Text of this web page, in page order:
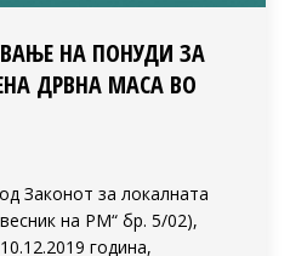
НА ПОНУДИ ЗА
ДРВНА МАСА ВО
Законот за локалната
на РМ“ бр. 5/02),
година,